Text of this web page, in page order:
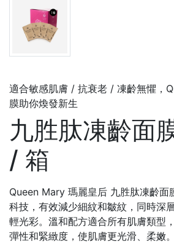
適合敏感肌膚 / 抗衰老 / 凍齡無懼，
膜助你煥發新生
九胜肽凍齡面
/ 箱
Queen Mary 瑪麗皇后 九胜肽凍齡面
科技，有效減少細紋和皺紋，同時深
輕光彩。溫和配方適合所有肌膚類型
彈性和緊緻度，使肌膚更光滑、柔嫩。